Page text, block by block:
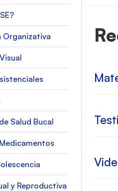
Organizativa
Salud Bucal
y Reproductiva